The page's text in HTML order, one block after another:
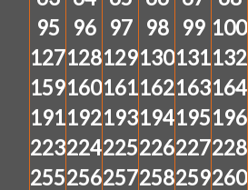
95
96 97 98 99 100
127128129130131132
159160161162163164
191192193194195196
223224225226227228
255256257258259260